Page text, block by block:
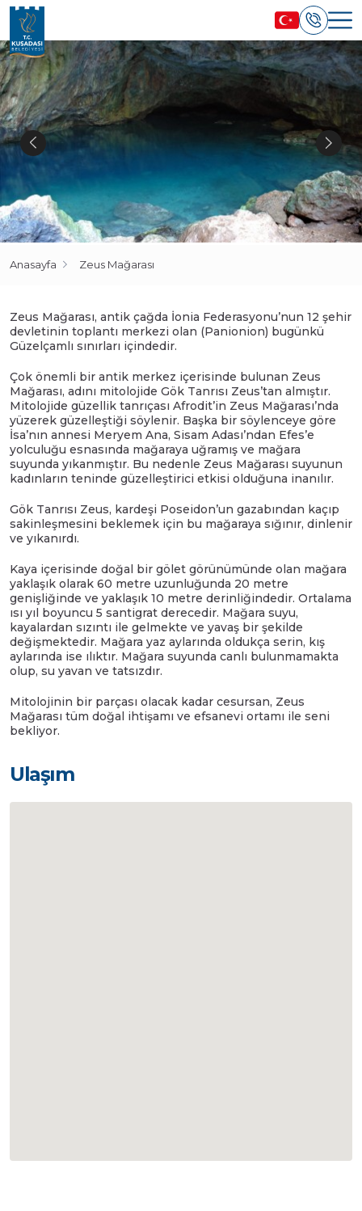
Anasayfa Zeus Mağarası
Zeus Mağarası, antik çağda İonia Federasyonu’nun 12 şehir
devletinin toplantı merkezi olan (Panionion) bugünkü
Güzelçamlı sınırları içindedir.
Çok önemli bir antik merkez içerisinde bulunan Zeus
Mağarası, adını mitolojide Gök Tanrısı Zeus’tan almıştır.
Mitolojide güzellik tanrıçası Afrodit’in Zeus Mağarası’nda
yüzerek güzelleştiği söylenir. Başka bir söylenceye göre
İsa’nın annesi Meryem Ana, Sisam Adası’ndan Efes’e
yolculuğu esnasında mağaraya uğramış ve mağara
suyunda yıkanmıştır. Bu nedenle Zeus Mağarası suyunun
kadınların teninde güzelleştirici etkisi olduğuna inanılır.
Gök Tanrısı Zeus, kardeşi Poseidon’un gazabından kaçıp
sakinleşmesini beklemek için bu mağaraya sığınır, dinlenir
ve yıkanırdı.
Kaya içerisinde doğal bir gölet görünümünde olan mağara
yaklaşık olarak 60 metre uzunluğunda 20 metre
genişliğinde ve yaklaşık 10 metre derinliğindedir. Ortalama
ısı yıl boyuncu 5 santigrat derecedir. Mağara suyu,
kayalardan sızıntı ile gelmekte ve yavaş bir şekilde
değişmektedir. Mağara yaz aylarında oldukça serin, kış
aylarında ise ılıktır. Mağara suyunda canlı bulunmamakta
olup, su yavan ve tatsızdır.
Mitolojinin bir parçası olacak kadar cesursan, Zeus
Mağarası tüm doğal ihtişamı ve efsanevi ortamı ile seni
bekliyor.
Ulaşım